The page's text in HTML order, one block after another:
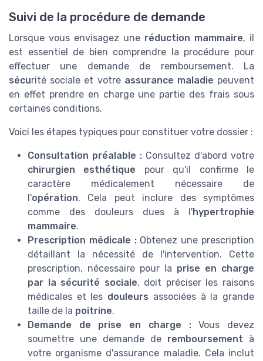
Suivi de la procédure de demande
Lorsque vous envisagez une réduction mammaire, il
est essentiel de bien comprendre la procédure pour
effectuer une demande de remboursement. La
sécurité sociale et votre assurance maladie peuvent
en effet prendre en charge une partie des frais sous
certaines conditions.
Voici les étapes typiques pour constituer votre dossier :
Consultation préalable : Consultez d'abord votre
chirurgien esthétique pour qu'il confirme le
caractère médicalement nécessaire de
l'opération. Cela peut inclure des symptômes
comme des douleurs dues à l'hypertrophie
mammaire.
Prescription médicale :Obtenez une prescription
détaillant la nécessité de l'intervention. Cette
prescription, nécessaire pour la prise en charge
par la sécurité sociale, doit préciser les raisons
médicales et les douleurs associées à la grande
taille de la poitrine.
Demande de prise en charge :Vous devez
soumettre une demande de remboursement à
votre organisme d'assurance maladie. Cela inclut